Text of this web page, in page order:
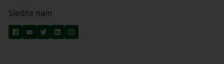
Sledite nam